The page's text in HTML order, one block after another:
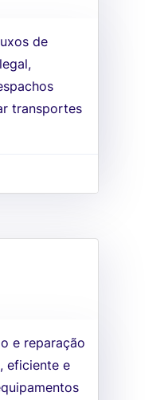
de
transportes
e reparação
eficiente e